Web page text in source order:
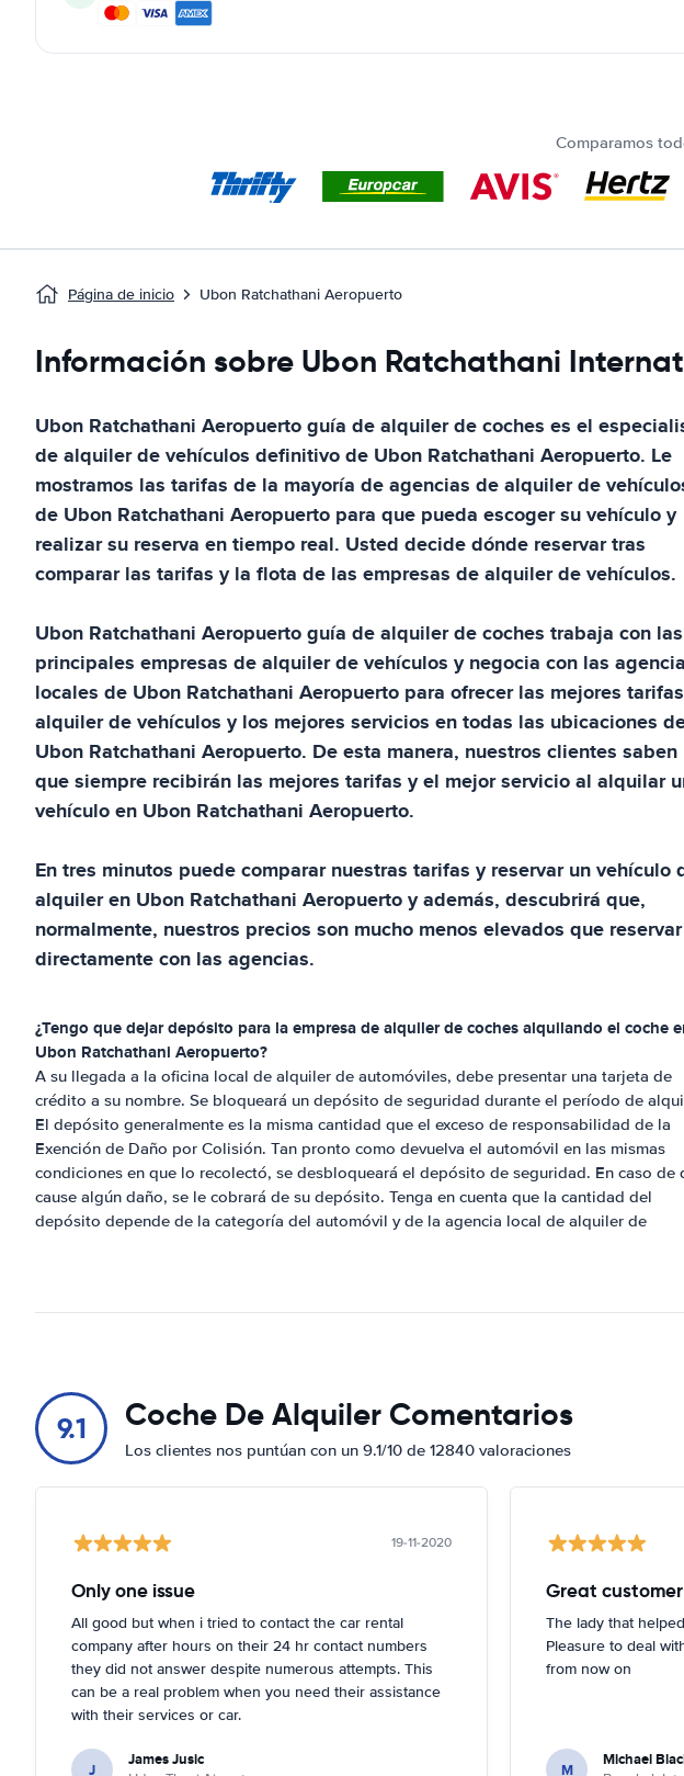
Comparamos
Página de inicio Ubon Ratchathani Aeropuerto
Información sobre Ubon Ratchathani
Ubon Ratchathani Aeropuertoguía de alquiler de coches es el
de alquiler de vehículos definitivo de Ubon Ratchathani Aeropuerto. Le
mostramos las tarifas de la mayoría de agencias de alquiler de
de Ubon Ratchathani Aeropuerto para que pueda escoger su vehículo y
realizar su reserva en tiempo real. Usted decide dónde reservar tras
comparar las tarifas y la flota de las empresas de alquiler de vehículos.
Ubon Ratchathani Aeropuertoguía de alquiler de coches trabaja con las
principales empresas de alquiler de vehículos y negocia con las
locales de Ubon Ratchathani Aeropuerto para ofrecer las mejores
alquiler de vehículos y los mejores servicios en todas las ubicaciones
Ubon Ratchathani Aeropuerto. De esta manera, nuestros clientes saben
que siempre recibirán las mejores tarifas y el mejor servicio al alquilar
vehículo en Ubon Ratchathani Aeropuerto.
En tres minutos puede comparar nuestras tarifas y reservar un vehículo
alquiler en Ubon Ratchathani Aeropuertoy además, descubrirá que,
normalmente, nuestros precios son mucho menos elevados que reservar
directamente con las agencias.
¿Tengo que dejar depósito para la empresa de alquiler de coches alquilando el coche
Ubon Ratchathani Aeropuerto?
A su llegada a la oficina local de alquiler de automóviles, debe presentar una tarjeta de
crédito a su nombre. Se bloqueará un depósito de seguridad durante el período de
El depósito generalmente es la misma cantidad que el exceso de responsabilidad de la
Exención de Daño por Colisión. Tan pronto como devuelva el automóvil en las mismas
condiciones en que lo recolectó, se desbloqueará el depósito de seguridad. En caso de
cause algún daño, se le cobrará de su depósito. Tenga en cuenta que la cantidad del
depósito depende de la categoría del automóvil y de la agencia local de alquiler de
9.1 Coche De Alquiler Comentarios
Los clientes nos puntúan con un 9.1/10 de 12840 valoraciones
19-11-2020
Only one issue
All good but when i tried to contact the car rental
company after hours on their 24 hr contact numbers
they did not answer despite numerous attempts. This
can be a real problem when you need their assistance
with their services or car.
J James Jusic
Great
The lady that
Pleasure to deal
from now on
M Michael